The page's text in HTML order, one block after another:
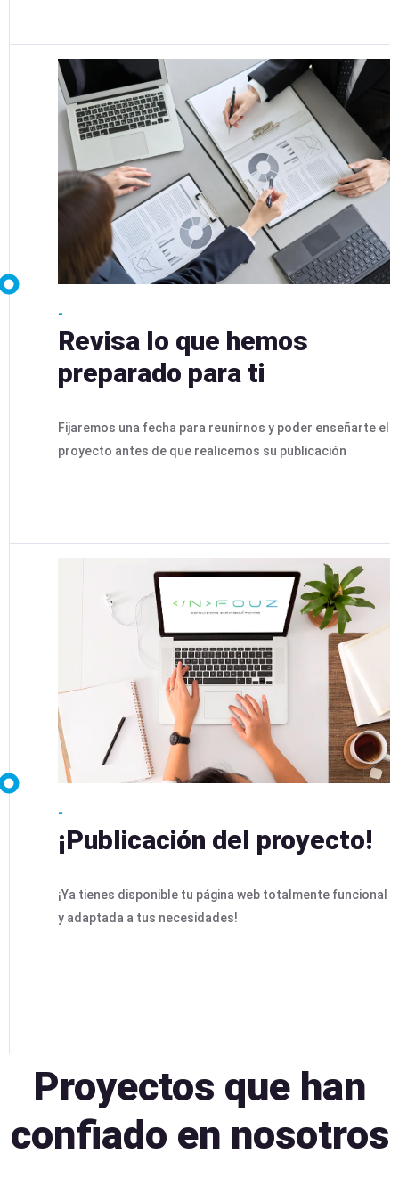
-
Revisa lo que hemos
preparado para ti
Fijaremos una fecha para reunirnos y poder enseñarte el
proyecto antes de que realicemos su publicación
-
¡Publicación del proyecto!
¡Ya tienes disponible tu página web totalmente funcional
y adaptada a tus necesidades!
Proyectos que han
confiado en nosotros